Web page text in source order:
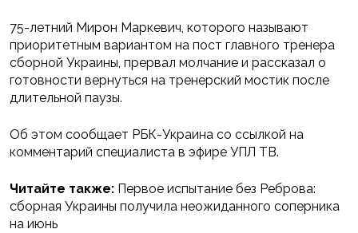
75-летний Мирон Маркевич, которого называют
приоритетным вариантом на пост главного тренера
сборной Украины, прервал молчание и рассказал о
готовности вернуться на тренерский мостик после
длительной паузы.
Об этом сообщает РБК-Украина со ссылкой на
комментарий специалиста в эфире УПЛ ТВ.
Читайте также: Первое испытание без Реброва:
сборная Украины получила неожиданного соперника
на июнь